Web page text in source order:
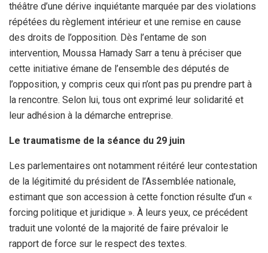
théâtre d’une dérive inquiétante marquée par des violations
répétées du règlement intérieur et une remise en cause
des droits de l’opposition. Dès l’entame de son
intervention, Moussa Hamady Sarr a tenu à préciser que
cette initiative émane de l’ensemble des députés de
l’opposition, y compris ceux qui n’ont pas pu prendre part à
la rencontre. Selon lui, tous ont exprimé leur solidarité et
leur adhésion à la démarche entreprise.
Le traumatisme de la séance du 29 juin
Les parlementaires ont notamment réitéré leur contestation
de la légitimité du président de l’Assemblée nationale,
estimant que son accession à cette fonction résulte d’un «
forcing politique et juridique ». À leurs yeux, ce précédent
traduit une volonté de la majorité de faire prévaloir le
rapport de force sur le respect des textes.